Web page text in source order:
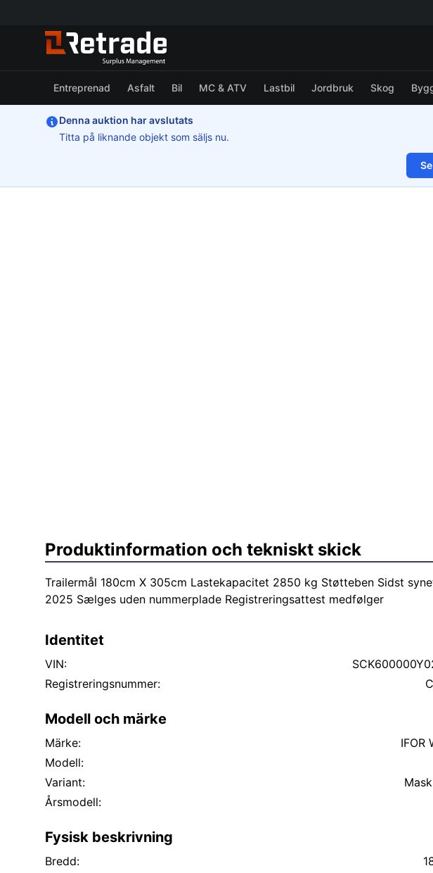
Entreprenad Asfalt Bil MC & ATV Lastbil Jordbruk Skog
Denna auktion har avslutats
Titta på liknande objekt som säljs nu.
Produktinformation och tekniskt skick
Trailermål 180cm X 305cm Lastekapacitet 2850 kg Støtteben Sidst
2025 Sælges uden nummerplade Registreringsattest medfølger
Identitet
VIN:
Registreringsnummer:
Modell och märke
Märke:
IFOR
Modell:
Variant:
Årsmodell:
Fysisk beskrivning
Bredd: